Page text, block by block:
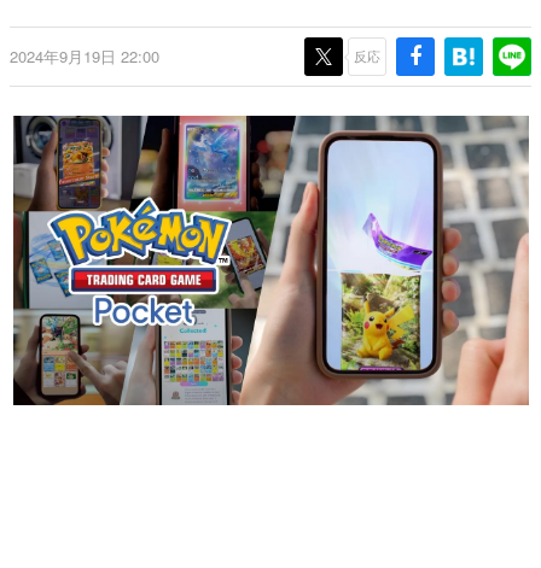
これからのデジタルゲーム市場を担う若きクリエイター達
の姿を追い、彼らのルーツと情熱を探っていきます。
ゲームに多大な影響を受けた作家さんに取材し、ゲームが
日本のコンテンツ産業やカルチャーに与えた影響を探る企
画です。
日本モバイルゲーム産業史
日本のモバイルゲーム史における主要なトピック・タイト
ルを網羅するほか、開発者へのインタビューや識者による
解説を掲載。約20年の歴史が一望できる決定版！
若ゲのいたり〜ゲームクリエイターの青春〜
『うつヌケ』『ペンと箸』等で知られるマンガ家・田中圭
一先生によるゲーム業界レポートマンガです。
なんでゲームは面白い？
2024年9月19日 22:00 反応